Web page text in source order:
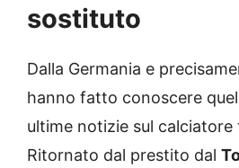
sostituto
Dalla Germania e
hanno fatto conoscere
ultime notizie sul calciatore
Ritornato dal prestito dal